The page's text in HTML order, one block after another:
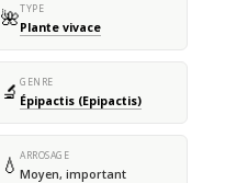
🌺TYPE
Plante vivace
🔬 GENRE
Épipactis (Epipactis)
💧 ARROSAGE
Moyen, important